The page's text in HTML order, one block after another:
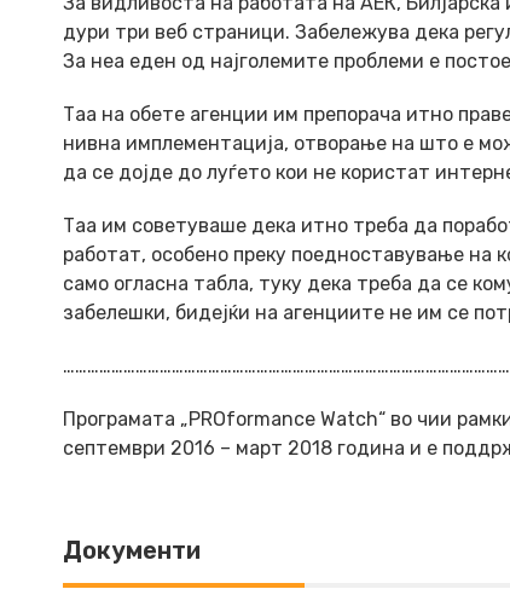
дури три веб страници. Забележува дека
За неа еден од најголемите проблеми е
Таа на обете агенции им препорача итно
нивна имплементација, отворање на што е
да се дојде до луѓето кои не користат
Таа им советуваше дека итно треба да
работат, особено преку поедноставување на
само огласна табла, туку дека треба да се
забелешки, бидејќи на агенциите не им се
Програмата „PROformance Watch“ во чии
септември 2016 – март 2018 година и е
Документи